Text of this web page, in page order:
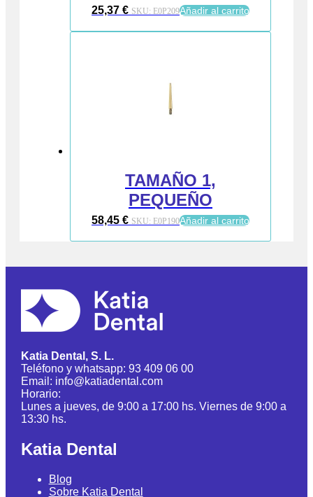
25,37 € SKU: E0P209Añadir al carrito
TAMAÑO 1,
PEQUEÑO
58,45 € SKU: E0P190Añadir al carrito
Katia Dental, S. L.
Teléfono y whatsapp: 93 409 06 00
Email: info@katiadental.com
Horario:
Lunes a jueves, de 9:00 a 17:00 hs. Viernes de 9:00 a
13:30 hs.
Katia Dental
Blog
Sobre Katia Dental